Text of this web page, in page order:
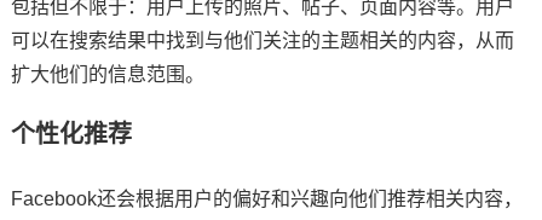
包括但不限于：用户上传的照片、帖子、页面内容等。用户
可以在搜索结果中找到与他们关注的主题相关的内容，从而
扩大他们的信息范围。
个性化推荐
Facebook还会根据用户的偏好和兴趣向他们推荐相关内容，